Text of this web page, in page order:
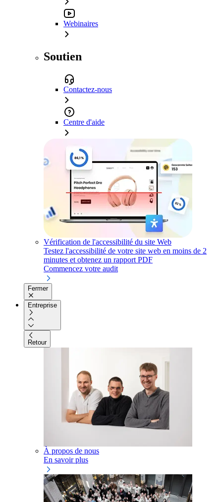
Webinaires
Soutien
Contactez-nous
Centre d'aide
Vérification de l'accessibilité du site Web
Testez l'accessibilité de votre site web en moins de 2
minutes et obtenez un rapport PDF
Commencez votre audit
Fermer
Entreprise
Retour
À propos de nous
En savoir plus